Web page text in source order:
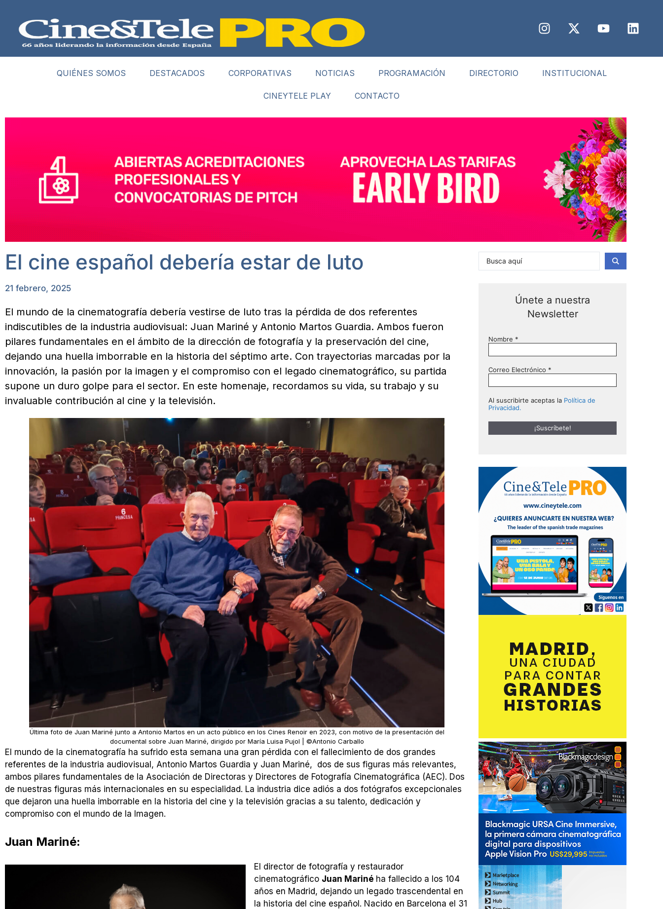
QUIÉNES SOMOS DESTACADOS CORPORATIVAS NOTICIAS PROGRAMACIÓN DIRECTORIO INSTITUCIONAL
CINEYTELE PLAY CONTACTO
El cine español debería estar de luto
21 febrero, 2025
El mundo de la cinematografía debería vestirse de luto tras la pérdida de dos referentes
indiscutibles de la industria audiovisual: Juan Mariné y Antonio Martos Guardia. Ambos fueron
pilares fundamentales en el ámbito de la dirección de fotografía y la preservación del cine,
dejando una huella imborrable en la historia del séptimo arte. Con trayectorias marcadas por la
innovación, la pasión por la imagen y el compromiso con el legado cinematográfico, su partida
supone un duro golpe para el sector. En este homenaje, recordamos su vida, su trabajo y su
invaluable contribución al cine y la televisión.
Última foto de Juan Mariné junto a Antonio Martos en un acto público en los Cines Renoir en 2023, con motivo de la presentación del
documental sobre Juan Mariné, dirigido por María Luisa Pujol | ©Antonio Carballo
El mundo de la cinematografía ha sufrido esta semana una gran pérdida con el fallecimiento de dos grandes
referentes de la industria audiovisual, Antonio Martos Guardia y Juan Mariné, dos de sus figuras más relevantes,
ambos pilares fundamentales de la Asociación de Directoras y Directores de Fotografía Cinematográfica (AEC). Dos
de nuestras figuras más internacionales en su especialidad. La industria dice adiós a dos fotógrafos excepcionales
que dejaron una huella imborrable en la historia del cine y la televisión gracias a su talento, dedicación y
compromiso con el mundo de la Imagen.
Juan Mariné:
El director de fotografía y restaurador
cinematográfico Juan Mariné ha fallecido a los 104
años en Madrid, dejando un legado trascendental en
la historia del cine español. Nacido en Barcelona el 31
Únete a nuestra
Newsletter
Nombre *
Correo Electrónico *
Al suscribirte aceptas la Política de
Privacidad.